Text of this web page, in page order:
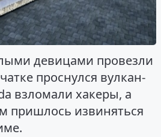
девицами провезли
проснулся вулкан-
взломали хакеры, а
пришлось извиняться